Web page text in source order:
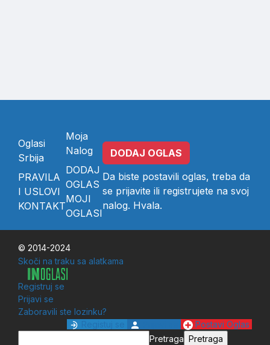
Oglasi
Srbija
PRAVILA
I USLOVI
KONTAKT
Moja
Nalog
DODAJ
OGLAS
MOJI
OGLASI
DODAJ OGLAS
Da biste postavili oglas, treba da
se prijavite ili registrujete na svoj
nalog. Hvala.
© 2014-2024
Skoči na traku sa alatkama
Registruj se
Prijavi se
Zaboravili ste lozinku?
Postavi Oglas
Pretraga